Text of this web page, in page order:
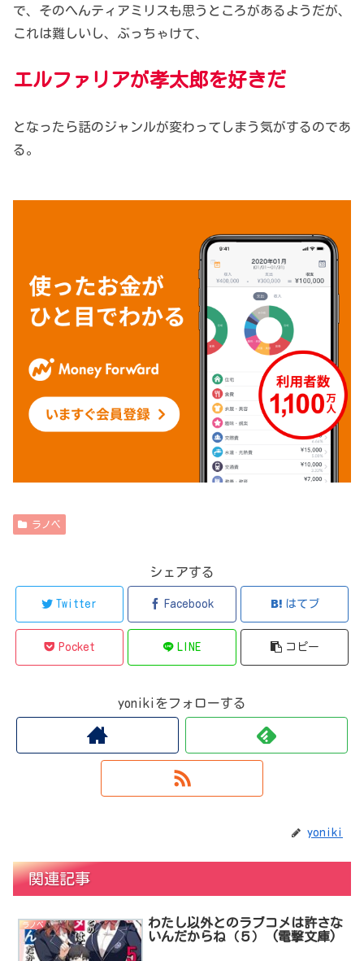
で、そのへんティアミリスも思うところがあるようだが、
これは難しいし、ぶっちゃけて、
エルファリアが孝太郎を好きだ
となったら話のジャンルが変わってしまう気がするのであ
る。
ラノベ
シェアする
Twitter Facebook はてブ
Pocket LINE コピー
yonikiをフォローする
yoniki
関連記事
ラノベ
わたし以外とのラブコメは許さな
いんだからね（５） (電撃文庫)